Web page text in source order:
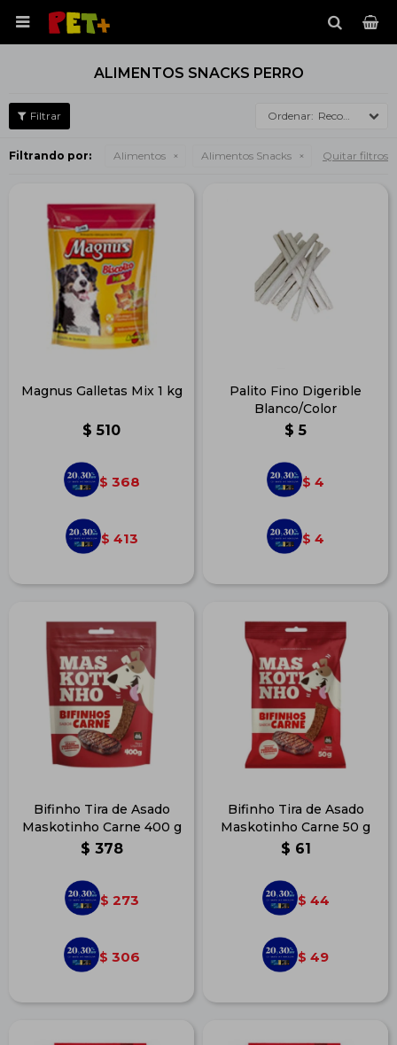

ALIMENTOS SNACKS PERRO
Recomendados
Filtrando por: Alimentos Alimentos Snacks Quitar filtros
Magnus Galletas Mix 1 kg
$ 510
$ 368
$ 413
Palito Fino Digerible
Blanco/Color
$ 5
$ 4
$ 4
Bifinho Tira de Asado
Maskotinho Carne 400 g
$ 378
$ 273
$ 306
Bifinho Tira de Asado
Maskotinho Carne 50 g
$ 61
$ 44
$ 49